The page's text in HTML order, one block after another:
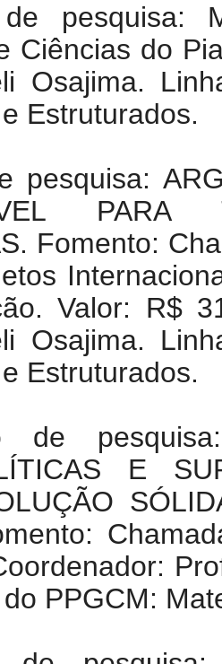
pesquisa:
Ciências do
Osajima.
Estruturados.
pesquisa:
PARA
Fomento:
Valor: R$
Osajima.
Estruturados.
pesquisa:
E
PPGCM: